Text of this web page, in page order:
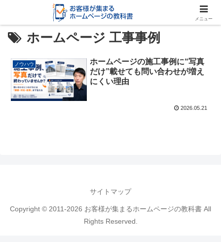
ホームページ 工事事例
ノウハウ
ホームページの施工事例に“写真
だけ”載せても問い合わせが増え
にくい理由
2026.05.21
サイトマップ
Copyright © 2011-2026 お客様が集まるホームページの教科書 All
Rights Reserved.
メニュー